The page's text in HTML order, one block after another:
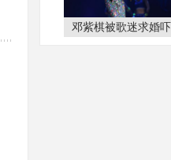
邓紫棋被歌迷求婚吓